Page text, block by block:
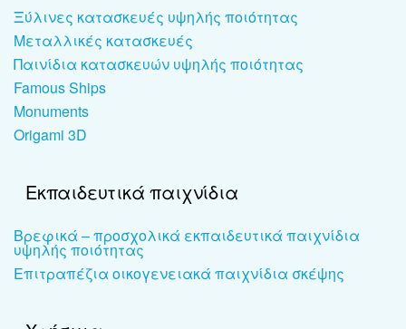
Ξύλινες κατασκευές υψηλής ποιότητας
Μεταλλικές κατασκευές
Παινίδια κατασκευών υψηλής ποιότητας
Famous Ships
Monuments
Origami 3D
Εκπαιδευτικά παιχνίδια
Βρεφικά – προσχολικά εκπαιδευτικά παιχνίδια
υψηλής ποιότητας
Επιτραπέζια οικογενειακά παιχνίδια σκέψης